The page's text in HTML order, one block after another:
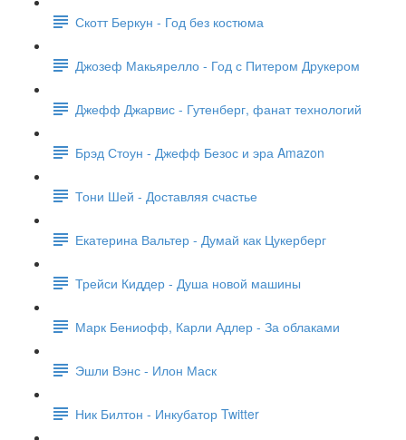
Скотт Беркун - Год без костюма
Джозеф Макьярелло - Год с Питером Друкером
Джефф Джарвис - Гутенберг, фанат технологий
Брэд Стоун - Джефф Безос и эра Amazon
Тони Шей - Доставляя счастье
Екатерина Вальтер - Думай как Цукерберг
Трейси Киддер - Душа новой машины
Марк Бениофф, Карли Адлер - За облаками
Эшли Вэнс - Илон Маск
Ник Билтон - Инкубатор Twitter